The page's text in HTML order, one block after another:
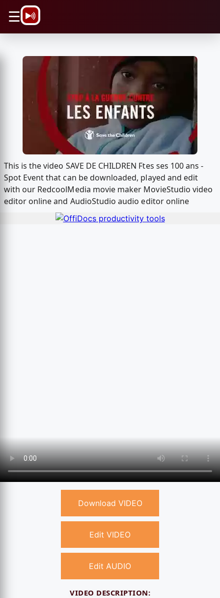
☰
This is the video SAVE DE CHILDREN Ftes ses 100 ans -
Spot Event that can be downloaded, played and edit
with our RedcoolMedia movie maker MovieStudio video
editor online and AudioStudio audio editor online
Download VIDEO
Edit VIDEO
Edit AUDIO
VIDEO DESCRIPTION: